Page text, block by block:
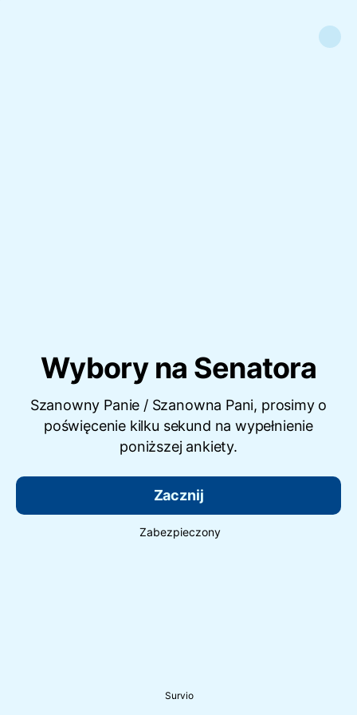
Wybory na Senatora
Szanowny Panie / Szanowna Pani, prosimy o
poświęcenie kilku sekund na wypełnienie
poniższej ankiety.
Zacznij
Zabezpieczony
Survio